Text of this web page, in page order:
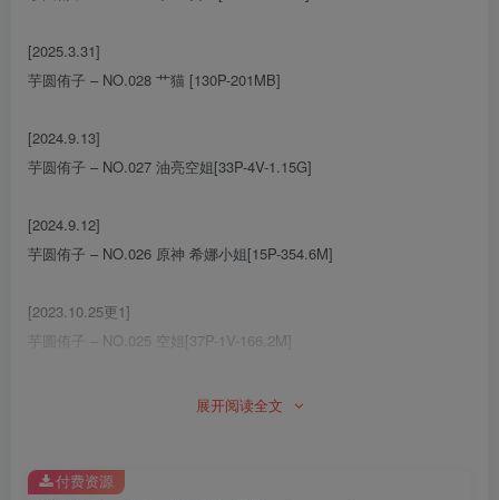
[2025.3.31]
芋圆侑子 – NO.028 艹猫 [130P-201MB]
[2024.9.13]
芋圆侑子 – NO.027 油亮空姐[33P-4V-1.15G]
[2024.9.12]
芋圆侑子 – NO.026 原神 希娜小姐[15P-354.6M]
[2023.10.25更1]
芋圆侑子 – NO.025 空姐[37P-1V-166.2M]
[12.10更2]
展开阅读全文
付费资源